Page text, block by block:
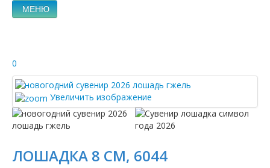
МЕНЮ
0
Увеличить изображение
ЛОШАДКА 8 СМ, 6044